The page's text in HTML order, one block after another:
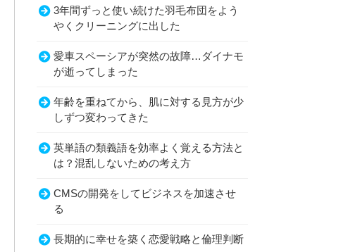
3年間ずっと使い続けた羽毛布団をよう
やくクリーニングに出した
愛車スペーシアが突然の故障…ダイナモ
が逝ってしまった
年齢を重ねてから、肌に対する見方が少
しずつ変わってきた
英単語の類義語を効率よく覚える方法と
は？混乱しないための考え方
CMSの開発をしてビジネスを加速させ
る
長期的に幸せを築く恋愛戦略と倫理判断